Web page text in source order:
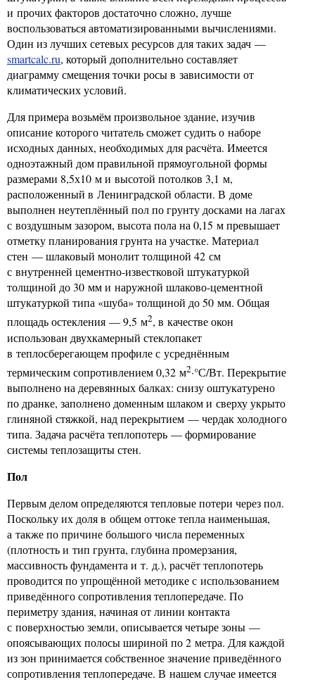
и прочих факторов достаточно сложно, лучше
воспользоваться автоматизированными вычислениями.
Один из лучших сетевых ресурсов для таких задач —
smartcalc.ru, который дополнительно составляет
диаграмму смещения точки росы в зависимости от
климатических условий.
Для примера возьмём произвольное здание, изучив
описание которого читатель сможет судить о наборе
исходных данных, необходимых для расчёта. Имеется
одноэтажный дом правильной прямоугольной формы
размерами 8,5х10 м и высотой потолков 3,1 м,
расположенный в Ленинградской области. В доме
выполнен неутеплённый пол по грунту досками на лагах
с воздушным зазором, высота пола на 0,15 м превышает
отметку планирования грунта на участке. Материал
стен — шлаковый монолит толщиной 42 см
с внутренней цементно-известковой штукатуркой
толщиной до 30 мм и наружной шлаково-цементной
штукатуркой типа «шуба» толщиной до 50 мм. Общая
площадь остекления — 9,5 м2, в качестве окон
использован двухкамерный стеклопакет
в теплосберегающем профиле с усреднённым
термическим сопротивлением 0,32 м2·°С/Вт. Перекрытие
выполнено на деревянных балках: снизу оштукатурено
по дранке, заполнено доменным шлаком и сверху укрыто
глиняной стяжкой, над перекрытием — чердак холодного
типа. Задача расчёта теплопотерь — формирование
системы теплозащиты стен.
Пол
Первым делом определяются тепловые потери через пол.
Поскольку их доля в общем оттоке тепла наименьшая,
а также по причине большого числа переменных
(плотность и тип грунта, глубина промерзания,
массивность фундамента и т. д.), расчёт теплопотерь
проводится по упрощённой методике с использованием
приведённого сопротивления теплопередаче. По
периметру здания, начиная от линии контакта
с поверхностью земли, описывается четыре зоны —
опоясывающих полосы шириной по 2 метра. Для каждой
из зон принимается собственное значение приведённого
сопротивления теплопередаче. В нашем случае имеется